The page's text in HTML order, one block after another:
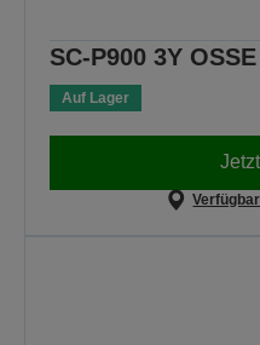
SC-P900 3Y
Auf Lager